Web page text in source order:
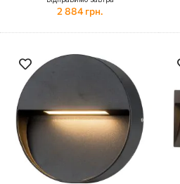
2 884 грн.